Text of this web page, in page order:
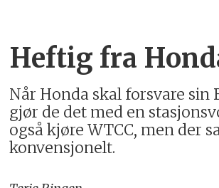
Heftig fra
Når Honda skal forsvare sin
gjør de det med en
også kjøre WTCC, men der
konvensjonelt.